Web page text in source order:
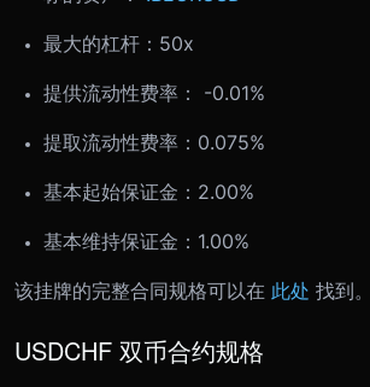
最大的杠杆：50x
提供流动性费率： -0.01%
提取流动性费率：0.075%
基本起始保证金：2.00%
基本维持保证金：1.00%
该挂牌的完整合同规格可以在 此处 找到。
USDCHF 双币合约规格